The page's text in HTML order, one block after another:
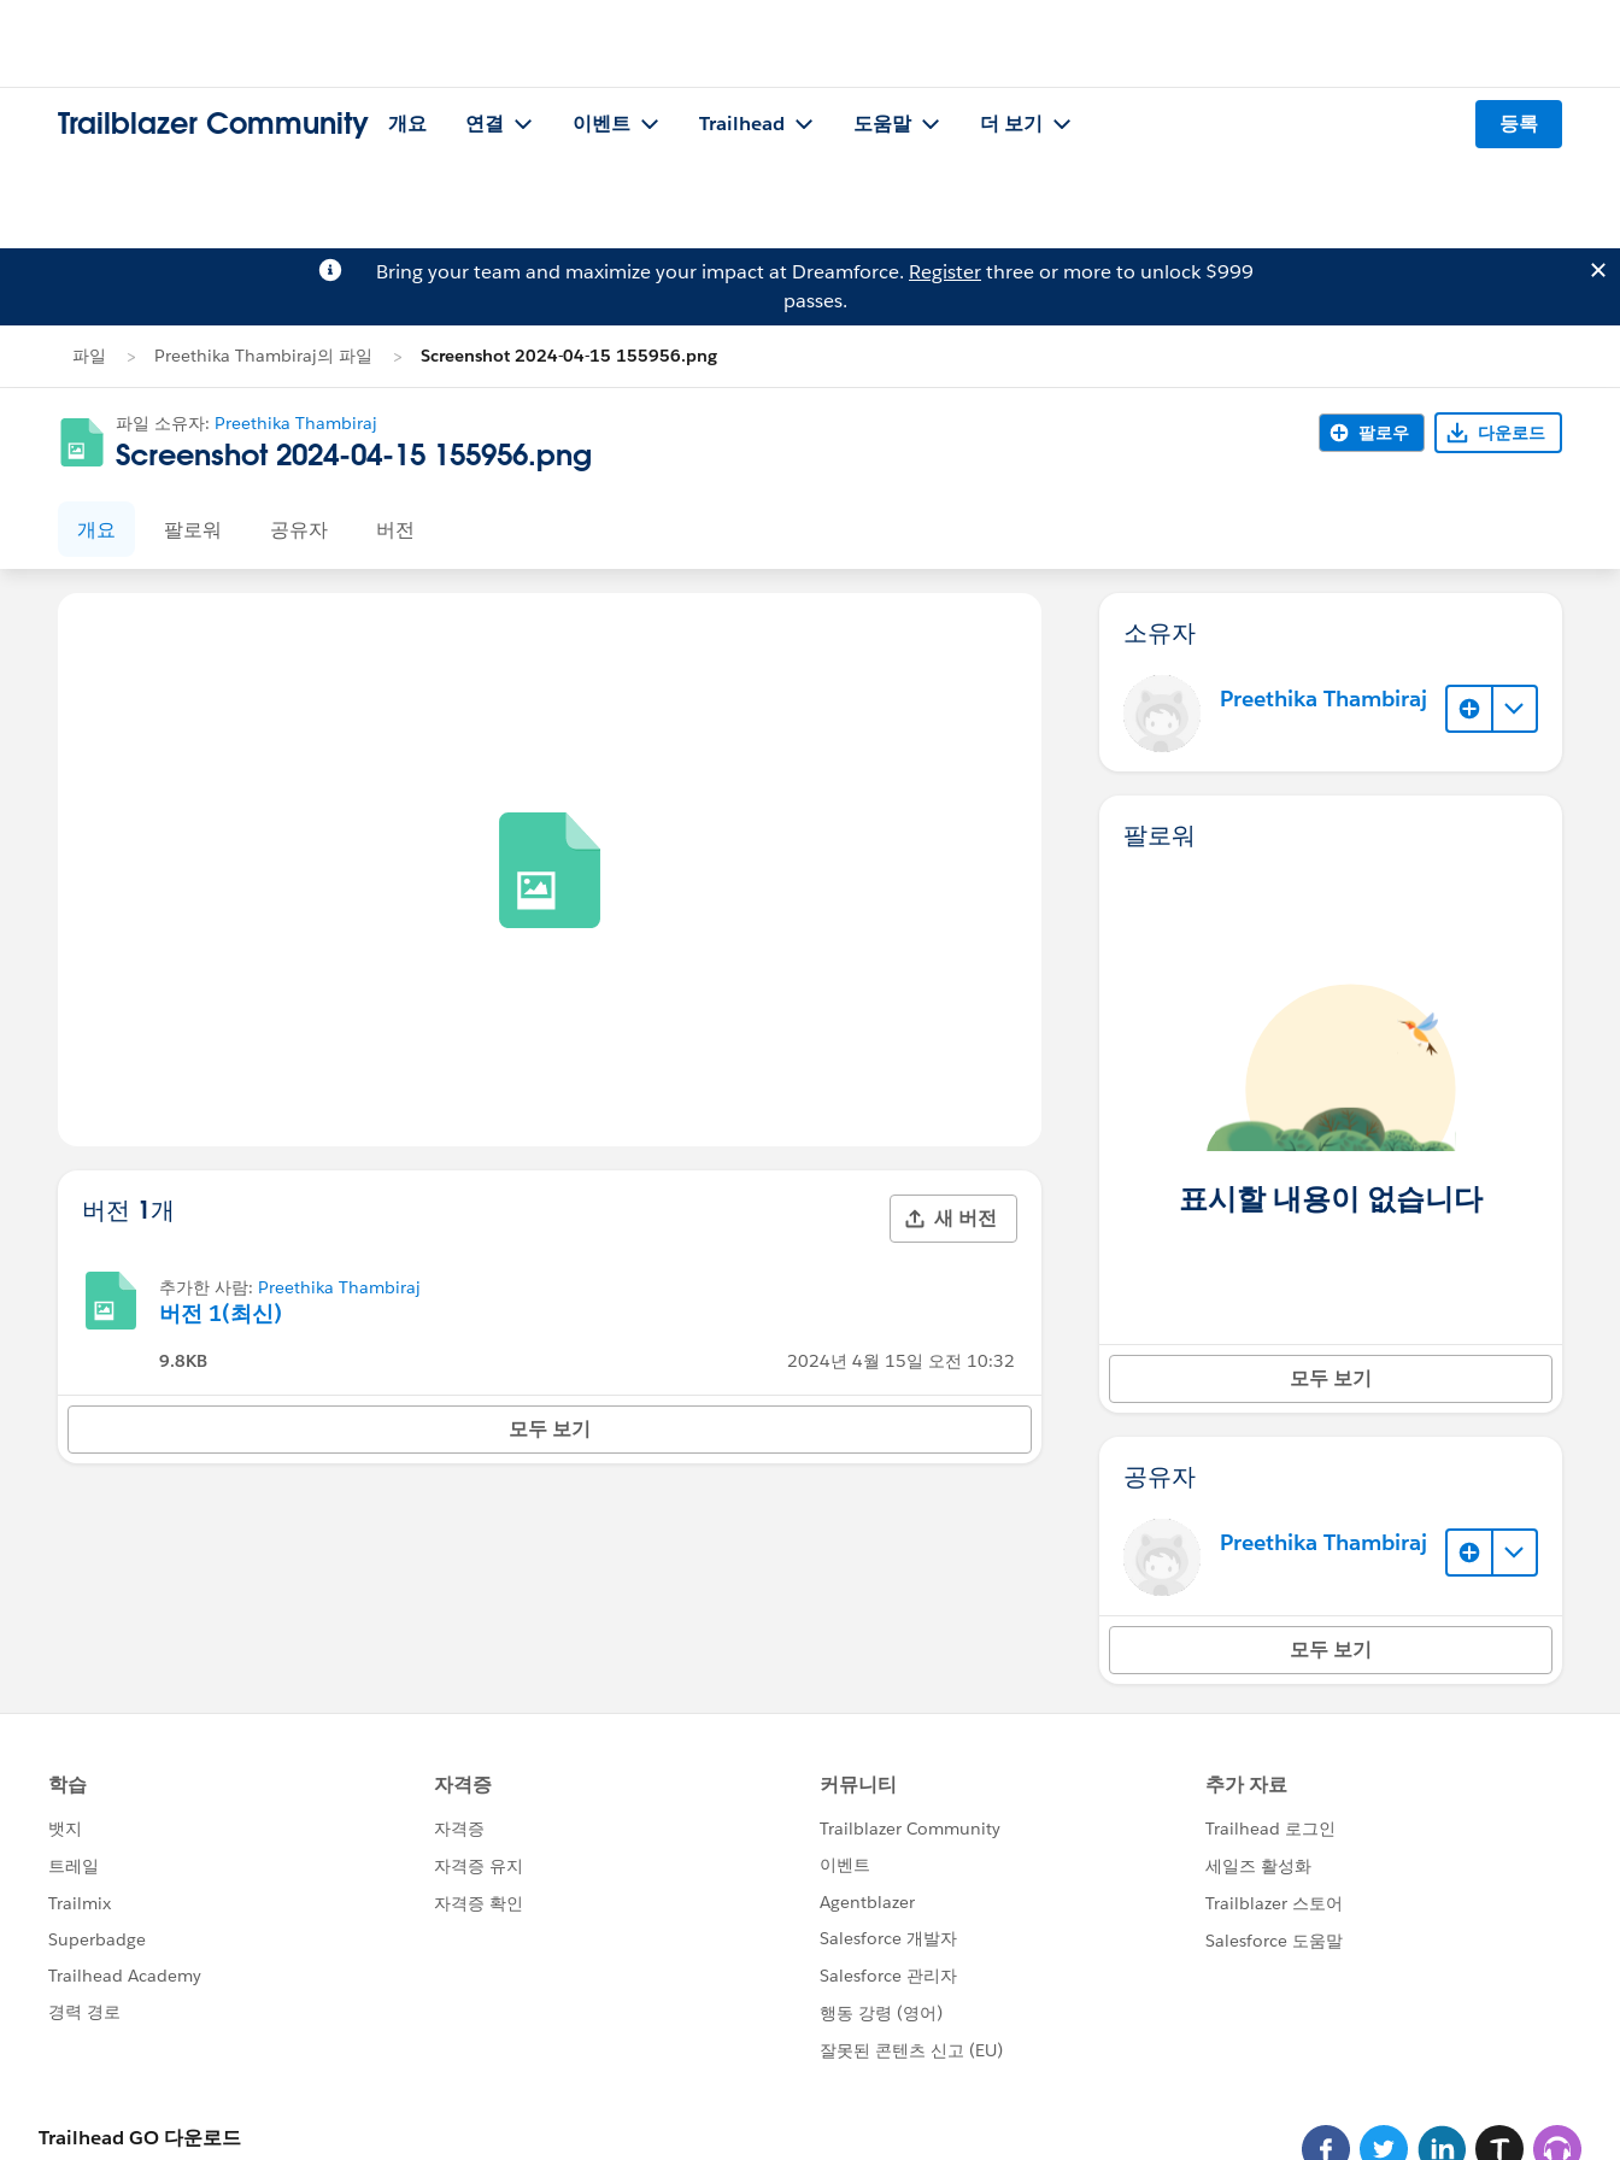
Trailblazer Community 개요 연결 이벤트 Trailhead 도움말 더 보기 등록
Bring your team and maximize your impact at Dreamforce. Registerthree or more to unlock $999
passes.
파일 Preethika Thambiraj의 파일 Screenshot 2024-04-15 155956.png
파일 소유자: Preethika Thambiraj
Screenshot 2024-04-15 155956.png
팔로우 다운로드
개요 팔로워 공유자 버전
버전 1개 새 버전
추가한 사람: Preethika Thambiraj
버전 1(최신)
9.8KB 2024년 4월 15일 오전 10:32
모두 보기
소유자
Preethika Thambiraj
팔로워
표시할 내용이 없습니다
모두 보기
공유자
Preethika Thambiraj
모두 보기